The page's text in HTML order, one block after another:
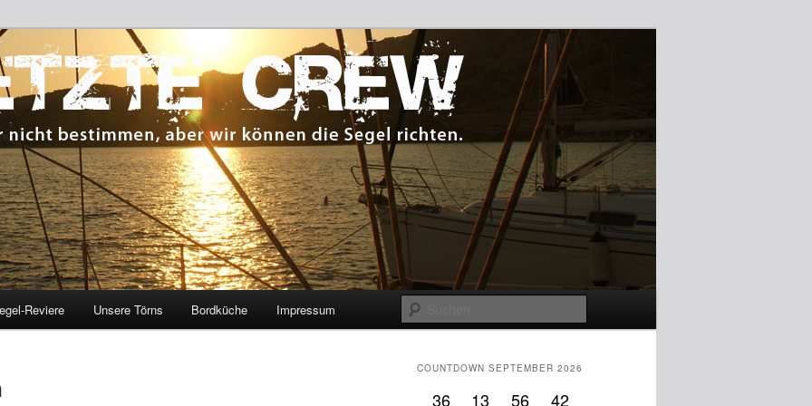
aber wir können die Segel richten.
Reviere Unsere Törns Bordküche Impressum
COUNTDOWN SEPTEMBER 2026
36 13 56 41